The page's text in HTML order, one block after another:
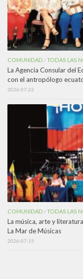
COMUNIDAD /TODAS LAS
La Agencia Consular del
con el antropólogo
2026-07-22
COMUNIDAD /TODAS LAS
La música, arte y
La Mar de Músicas
2026-07-15